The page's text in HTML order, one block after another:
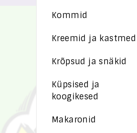
Kommid
Kreemid ja kastmed
Krõpsud ja snäkid
Küpsised ja
koogikesed
Makaronid